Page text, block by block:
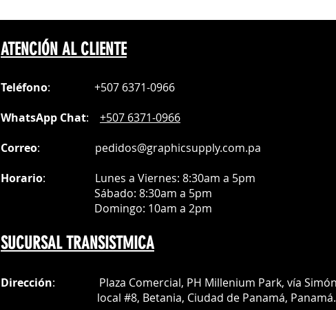
ATENCIÓN AL CLIENTE
Teléfono: +507 6371-0966
WhatsApp Chat: +507 6371-0966
Correo: pedidos@graphicsupply.com.pa
Horario: Lunes a Viernes: 8:30am a 5pm
Sábado: 8:30am a 5pm
Domingo: 10am a 2pm
SUCURSAL TRANSISTMICA
Dirección: Plaza Comercial, PH Millenium Park, vía
local #8, Betania, Ciudad de Panamá, Panamá.